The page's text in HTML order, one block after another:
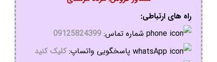
راه های ارتباطی:
شماره تماس: 09125824399
پاسخگویی واتساپ:کلیک کنید